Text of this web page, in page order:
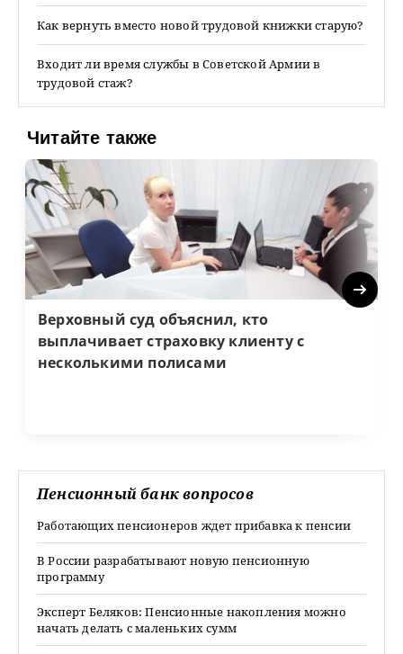
Как вернуть вместо новой трудовой книжки старую?
Входит ли время службы в Советской Армии в
трудовой стаж?
Читайте также
Верховный суд объяснил, кто
выплачивает страховку клиенту с
несколькими полисами
Next
Пенсионный банк вопросов
Работающих пенсионеров ждет прибавка к пенсии
В России разрабатывают новую пенсионную
программу
Эксперт Беляков: Пенсионные накопления можно
начать делать с маленьких сумм